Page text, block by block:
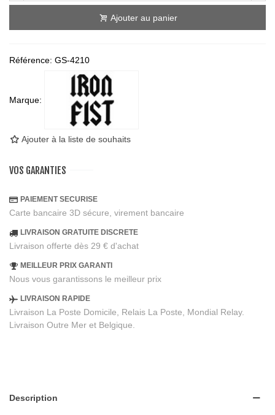
Ajouter au panier
Référence: GS-4210
Marque:
Ajouter à la liste de souhaits
VOS GARANTIES
PAIEMENT SECURISE
Carte bancaire 3D sécure, virement bancaire
LIVRAISON GRATUITE DISCRETE
Livraison offerte dès 29 € d'achat
MEILLEUR PRIX GARANTI
Nous vous garantissons le meilleur prix
LIVRAISON RAPIDE
Livraison La Poste Domicile, Relais La Poste, Mondial Relay.
Livraison Outre Mer et Belgique.
Description